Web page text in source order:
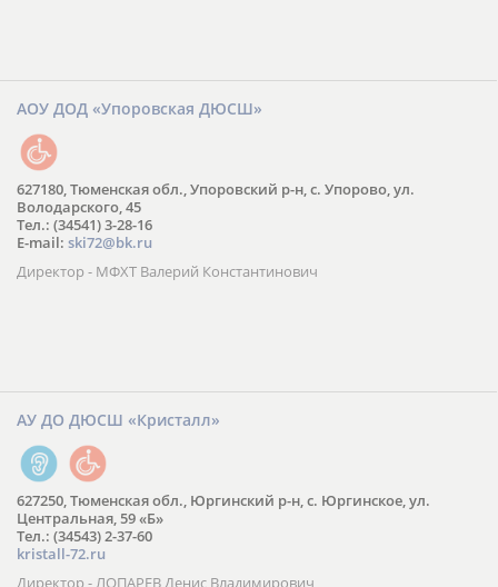
АОУ ДОД «Упоровская ДЮСШ»
627180, Тюменская обл., Упоровский р-н, с. Упорово, ул.
Володарского, 45
Тел.: (34541) 3-28-16
E-mail: ski72@bk.ru
Директор - МФХТ Валерий Константинович
АУ ДО ДЮСШ «Кристалл»
627250, Тюменская обл., Юргинский р-н, с. Юргинское, ул.
Центральная, 59 «Б»
Тел.: (34543) 2-37-60
kristall-72.ru
Директор - ЛОПАРЕВ Денис Владимирович